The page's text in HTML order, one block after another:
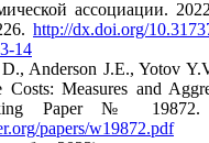
ассоциации.
http://dx.doi.org/
14
Anderson J.E., Yotov
Costs: Measures and
Paper № 19872.
papers/w19872.pdf